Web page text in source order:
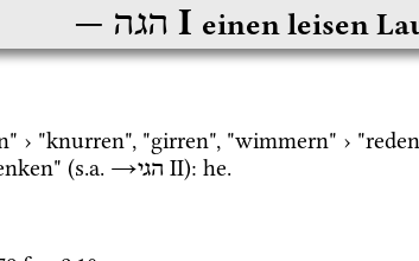
הגה ‎ I einen leisen
› "knurren", "girren", "wimmern" ›
(s.a. →הגי ‎ II): he.